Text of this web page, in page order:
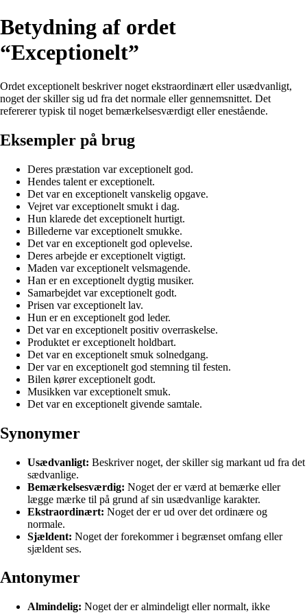
Betydning af ordet
“Exceptionelt”
Ordet exceptionelt beskriver noget ekstraordinært eller usædvanligt,
noget der skiller sig ud fra det normale eller gennemsnittet. Det
refererer typisk til noget bemærkelsesværdigt eller enestående.
Eksempler på brug
Deres præstation var exceptionelt god.
Hendes talent er exceptionelt.
Det var en exceptionelt vanskelig opgave.
Vejret var exceptionelt smukt i dag.
Hun klarede det exceptionelt hurtigt.
Billederne var exceptionelt smukke.
Det var en exceptionelt god oplevelse.
Deres arbejde er exceptionelt vigtigt.
Maden var exceptionelt velsmagende.
Han er en exceptionelt dygtig musiker.
Samarbejdet var exceptionelt godt.
Prisen var exceptionelt lav.
Hun er en exceptionelt god leder.
Det var en exceptionelt positiv overraskelse.
Produktet er exceptionelt holdbart.
Det var en exceptionelt smuk solnedgang.
Der var en exceptionelt god stemning til festen.
Bilen kører exceptionelt godt.
Musikken var exceptionelt smuk.
Det var en exceptionelt givende samtale.
Synonymer
Usædvanligt: Beskriver noget, der skiller sig markant ud fra det
sædvanlige.
Bemærkelsesværdig: Noget der er værd at bemærke eller
lægge mærke til på grund af sin usædvanlige karakter.
Ekstraordinært: Noget der er ud over det ordinære og
normale.
Sjældent: Noget der forekommer i begrænset omfang eller
sjældent ses.
Antonymer
Almindelig: Noget der er almindeligt eller normalt, ikke